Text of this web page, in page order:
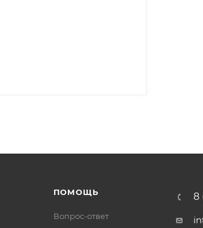
ПОМОЩЬ
Вопрос-ответ
8